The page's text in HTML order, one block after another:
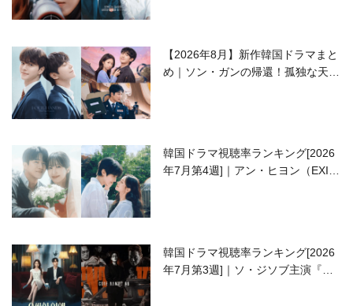
【2026年8月】新作韓国ドラマまと
め｜ソン・ガンの帰還！孤独な天才
韓国ドラマ視聴率ランキング[2026
年7月第4週]｜アン・ヒヨン（EXID
韓国ドラマ視聴率ランキング[2026
年7月第3週]｜ソ・ジソブ主演『エ